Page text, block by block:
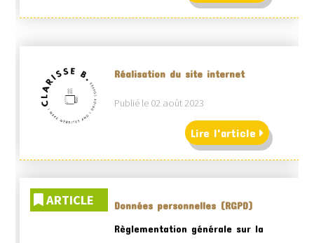
Réalisation du site internet
Publié le 02 août 2023
Lire l'article
ARTICLE
Données personnelles (RGPD)
Règlementation générale sur la